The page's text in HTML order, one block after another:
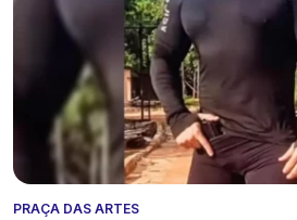
PRAÇA DAS ARTES